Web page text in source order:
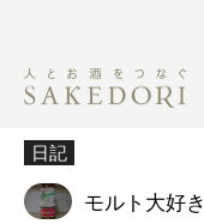
日記
モルト大好き